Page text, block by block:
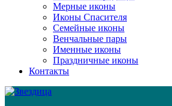
Мерные иконы
Иконы Спасителя
Семейные иконы
Венчальные пары
Именные иконы
Праздничные иконы
Контакты